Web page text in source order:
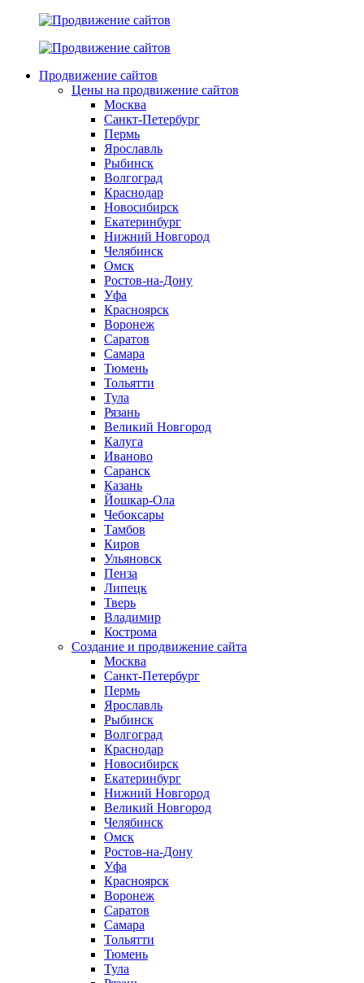
Продвижение сайтов
Цены на продвижение сайтов
Москва
Санкт-Петербург
Пермь
Ярославль
Рыбинск
Волгоград
Краснодар
Новосибирск
Екатеринбург
Нижний Новгород
Челябинск
Омск
Ростов-на-Дону
Уфа
Красноярск
Воронеж
Саратов
Самара
Тюмень
Тольятти
Тула
Рязань
Великий Новгород
Калуга
Иваново
Саранск
Казань
Йошкар-Ола
Чебоксары
Тамбов
Киров
Ульяновск
Пенза
Липецк
Тверь
Владимир
Кострома
Создание и продвижение сайта
Москва
Санкт-Петербург
Пермь
Ярославль
Рыбинск
Волгоград
Краснодар
Новосибирск
Екатеринбург
Нижний Новгород
Великий Новгород
Челябинск
Омск
Ростов-на-Дону
Уфа
Красноярск
Воронеж
Саратов
Самара
Тольятти
Тюмень
Тула